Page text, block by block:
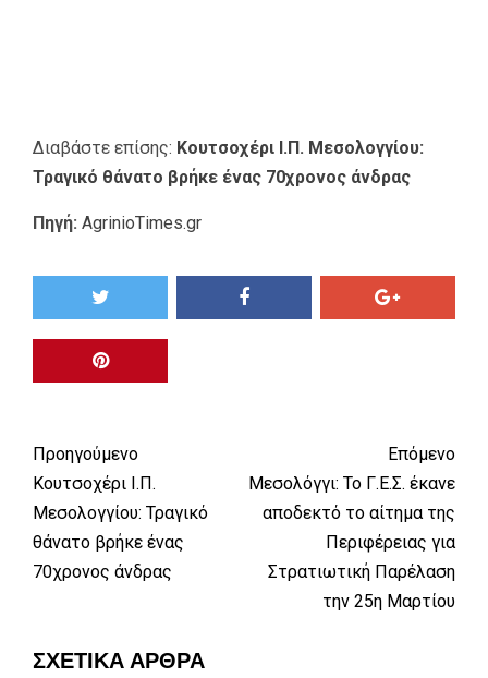
Διαβάστε επίσης: Κουτσοχέρι Ι.Π. Μεσολογγίου:
Τραγικό θάνατο βρήκε ένας 70χρονος άνδρας
Πηγή: AgrinioTimes.gr
Προηγούμενο
Κουτσοχέρι Ι.Π.
Μεσολογγίου: Τραγικό
θάνατο βρήκε ένας
70χρονος άνδρας
Επόμενο
Μεσολόγγι: Το Γ.Ε.Σ. έκανε
αποδεκτό το αίτημα της
Περιφέρειας για
Στρατιωτική Παρέλαση
την 25η Μαρτίου
ΣΧΕΤΙΚΆ ΆΡΘΡΑ